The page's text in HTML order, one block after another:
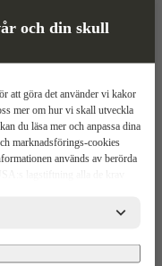
och din skull
att göra det använder vi kakor
mer om hur vi skall utveckla
du läsa mer och anpassa dina
marknadsförings-cookies
används av berörda
lagstiftning alla de krav
lämna över uppgifter till
begäran. Det kan dock
myndigheterna har